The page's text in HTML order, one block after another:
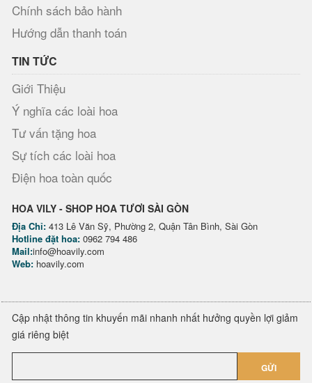
Chính sách bảo hành
Hướng dẫn thanh toán
TIN TỨC
Giới Thiệu
Ý nghĩa các loài hoa
Tư vấn tặng hoa
Sự tích các loài hoa
Điện hoa toàn quốc
HOA VILY - SHOP HOA TƯƠI SÀI GÒN
Địa Chỉ: 413 Lê Văn Sỹ, Phường 2, Quận Tân Bình, Sài Gòn
Hotline đặt hoa: 0962 794 486
Mail:info@hoavily.com
Web: hoavily.com
Cập nhật thông tin khuyến mãi nhanh nhất hưởng quyền lợi giảm
giá riêng biệt
GỬI